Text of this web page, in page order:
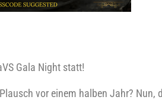
Gala Night statt!
vor einem hal­ben Jahr? Nun, d